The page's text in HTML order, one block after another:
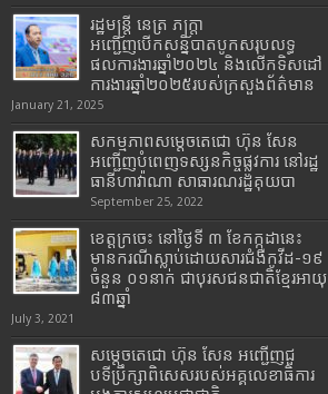
រដ្ឋមន្រ្តី​ នេត្រ​ ភក្ត្រា​
អញ្ជើញបើកសន្និបាតបូកសរុបលទ្ធ
ផលការងារឆ្នាំ២០២៤ និងលើកទិសដៅ
ការងារឆ្នាំ២០២៥របស់​ក្រសួង​ព័ត៌មាន​
January 21, 2025
សកម្មភាពសម្តេចតេជោ ហ៊ុន សែន
អញ្ជើញបំពេញទស្សនកិច្ចផ្លូវការ នៅរដ្ឋ
ធានីហាវ៉ាណា សាធារណរដ្ឋគុយបា
September 25, 2022
ខេត្តក្រចេះ នៅថ្ងៃទី ៣ ខែកក្កដានេះ
មានករណីស្លាប់ដោយសារជំងឺកូវីដ-១៩
ចំនួន ០១នាក់ ជាបុរសជនជាតិខ្មែរអាយុ
៨៣ឆ្នាំ
July 3, 2021
សម្តេចតេជោ ហ៊ុន សែន អញ្ជើញជួ
បទីប្រឹក្សាពិសេសរបស់អគ្គលេខាធិការ